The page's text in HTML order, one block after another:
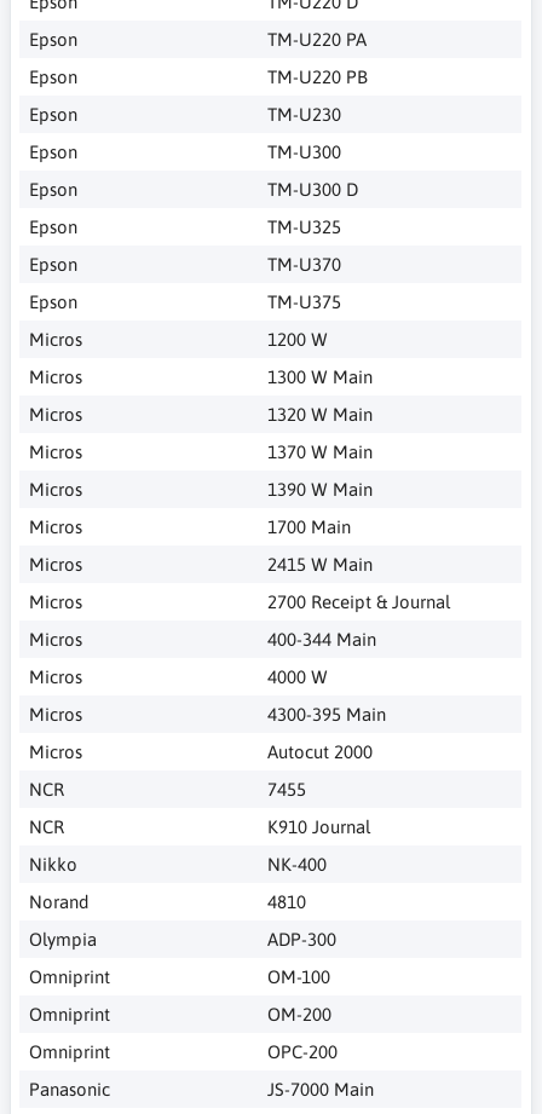
Epson
TM-U220 PA
Epson
TM-U220 PB
Epson
TM-U230
Epson
TM-U300
Epson
TM-U300 D
Epson
TM-U325
Epson
TM-U370
Epson
TM-U375
Micros
1200 W
Micros
1300 W Main
Micros
1320 W Main
Micros
1370 W Main
Micros
1390 W Main
Micros
1700 Main
Micros
2415 W Main
Micros
2700 Receipt & Journal
Micros
400-344 Main
Micros
4000 W
Micros
4300-395 Main
Micros
Autocut 2000
NCR
7455
NCR
K910 Journal
Nikko
NK-400
Norand
4810
Olympia
ADP-300
Omniprint
OM-100
Omniprint
OM-200
Omniprint
OPC-200
Panasonic
JS-7000 Main